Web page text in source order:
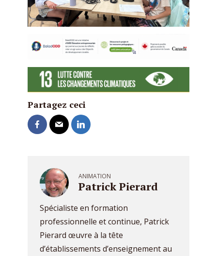
Partagez ceci
ANIMATION
Patrick Pierard
Spécialiste en formation
professionnelle et continue, Patrick
Pierard œuvre à la tête
d’établissements d’enseignement au